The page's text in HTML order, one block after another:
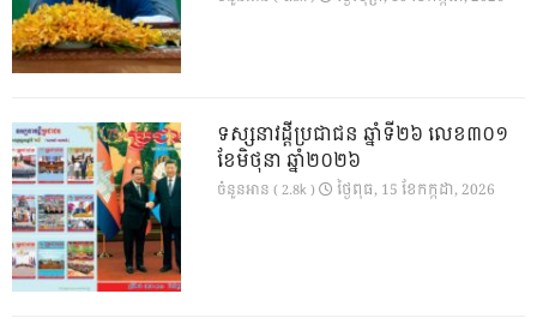
ទស្សនាវដ្ដីប្រជាជន ឆ្នាំទី២៦ លេខ៣០១
ខែមិថុនា ឆ្នាំ២០២៦
ចំនួនអាន ( 2.8k ) ថ្ងៃ​ពុធ, 15 ខែ​កក្កដា, 2026